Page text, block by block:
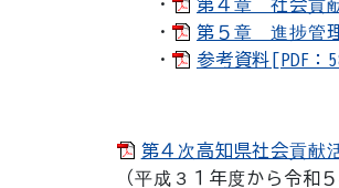
・
第４章 社会貢献
・
第５章 進捗管
・
参考資料[PDF：
第４次高知県社会貢献
（平成３１年度から令和５